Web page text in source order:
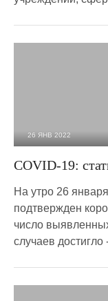
26 ЯНВ 2022
COVID-19:
На утро 26
подтвержден
число
случаев достигло